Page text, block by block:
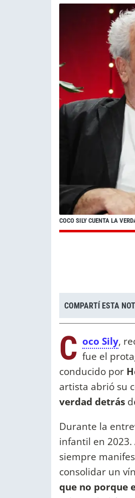
COCO SILY CUENTA LA
COMPARTÍ ESTA
C oco Sily,
fue el
conducido por
artista abrió su
verdad detrás
Durante la
infantil en
siempre
consolidar un
que no porque